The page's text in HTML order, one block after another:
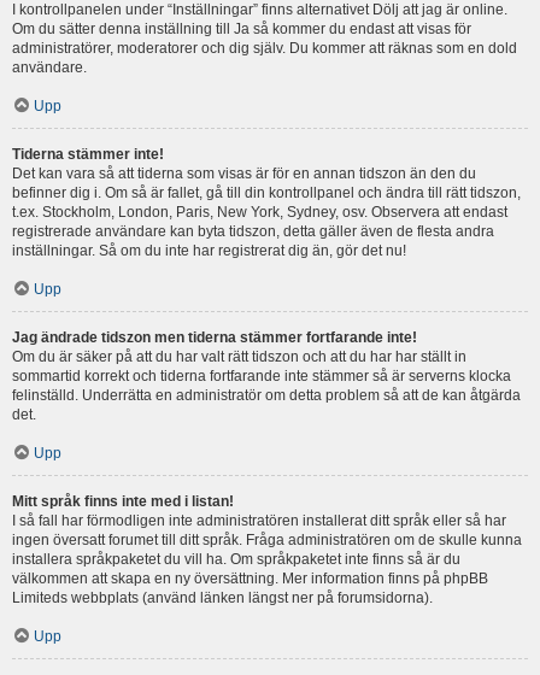
I kontrollpanelen under “Inställningar” finns alternativet Dölj att jag är online.
Om du sätter denna inställning till Ja så kommer du endast att visas för
administratörer, moderatorer och dig själv. Du kommer att räknas som en dold
användare.
Upp
Tiderna stämmer inte!
Det kan vara så att tiderna som visas är för en annan tidszon än den du
befinner dig i. Om så är fallet, gå till din kontrollpanel och ändra till rätt tidszon,
t.ex. Stockholm, London, Paris, New York, Sydney, osv. Observera att endast
registrerade användare kan byta tidszon, detta gäller även de flesta andra
inställningar. Så om du inte har registrerat dig än, gör det nu!
Upp
Jag ändrade tidszon men tiderna stämmer fortfarande inte!
Om du är säker på att du har valt rätt tidszon och att du har har ställt in
sommartid korrekt och tiderna fortfarande inte stämmer så är serverns klocka
felinställd. Underrätta en administratör om detta problem så att de kan åtgärda
det.
Upp
Mitt språk finns inte med i listan!
I så fall har förmodligen inte administratören installerat ditt språk eller så har
ingen översatt forumet till ditt språk. Fråga administratören om de skulle kunna
installera språkpaketet du vill ha. Om språkpaketet inte finns så är du
välkommen att skapa en ny översättning. Mer information finns på phpBB
Limiteds webbplats (använd länken längst ner på forumsidorna).
Upp